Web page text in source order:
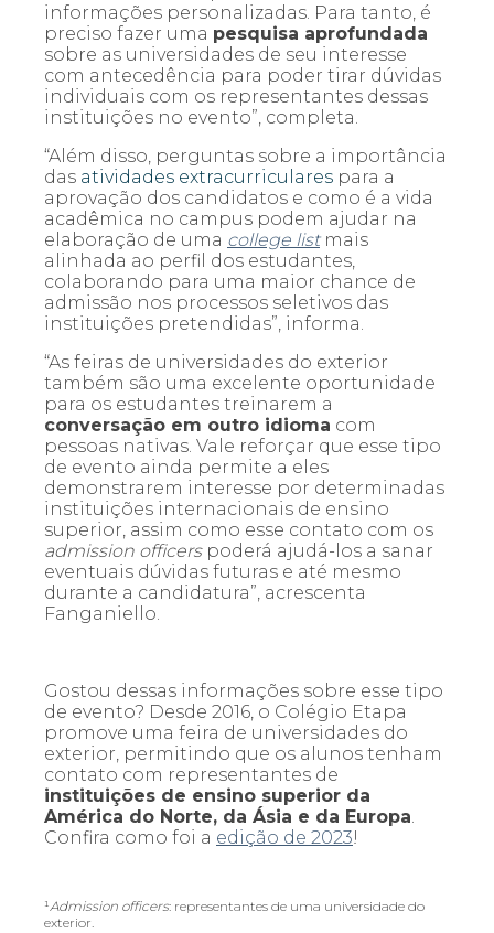
informações personalizadas. Para tanto, é
preciso fazer uma pesquisa aprofundada
sobre as universidades de seu interesse
com antecedência para poder tirar dúvidas
individuais com os representantes dessas
instituições no evento”, completa.
“Além disso, perguntas sobre a importância
das atividades extracurriculares para a
aprovação dos candidatos e como é a vida
acadêmica no campus podem ajudar na
elaboração de uma college listmais
alinhada ao perfil dos estudantes,
colaborando para uma maior chance de
admissão nos processos seletivos das
instituições pretendidas”, informa.
“As feiras de universidades do exterior
também são uma excelente oportunidade
para os estudantes treinarem a
conversação em outro idioma com
pessoas nativas. Vale reforçar que esse tipo
de evento ainda permite a eles
demonstrarem interesse por determinadas
instituições internacionais de ensino
superior, assim como esse contato com os
admission officerspoderá ajudá-los a sanar
eventuais dúvidas futuras e até mesmo
durante a candidatura”, acrescenta
Fanganiello
Gostou dessas informações sobre esse tipo
de evento? Desde 2016, o Colégio Etapa
promove uma feira de universidades do
exterior, permitindo que os alunos tenham
contato com representantes de
instituições de ensino superior da
América do Norte, da Ásia e da Europa
Confira como foi a edição de 2023!
¹Admission officers: representantes de uma universidade do
exterior.